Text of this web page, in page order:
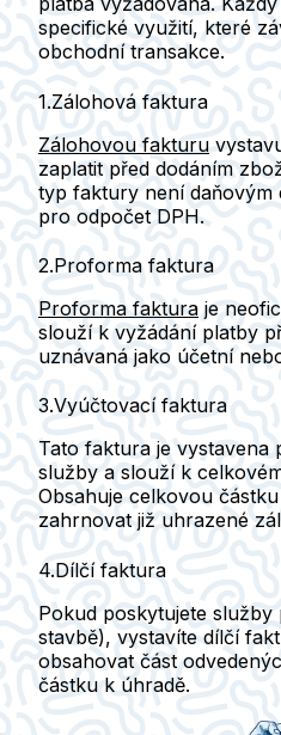
specifické využití, které
obchodní transakce.
1.Zálohová faktura
Zálohovou fakturu
zaplatit před dodáním
typ faktury není daňovým
pro odpočet DPH.
2.Proforma faktura
Proforma faktura je
slouží k vyžádání platby
uznávaná jako účetní
3.Vyúčtovací faktura
Tato faktura je vystavena
služby a slouží k
Obsahuje celkovou
zahrnovat již uhrazené
4.Dílčí faktura
Pokud poskytujete služby
stavbě), vystavíte dílčí
obsahovat část
částku k úhradě.